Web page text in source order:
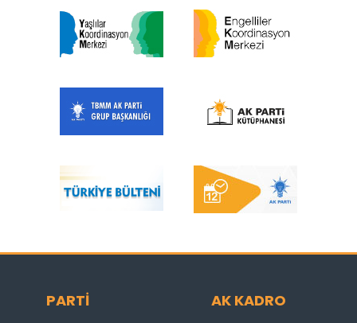
PARTİ AK KADRO